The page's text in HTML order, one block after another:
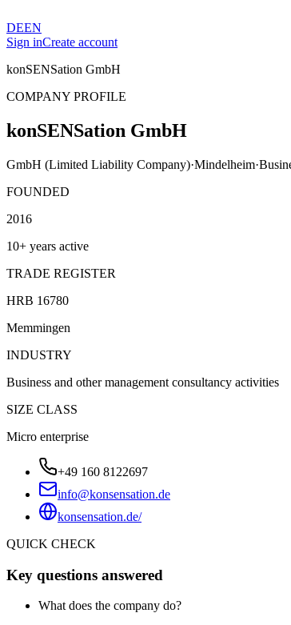
DEEN
Sign inCreate account
konSENSation GmbH
COMPANY PROFILE
konSENSation GmbH
GmbH (Limited Liability Company)·Mindelheim·
FOUNDED
2016
10+ years active
TRADE REGISTER
HRB 16780
Memmingen
INDUSTRY
Business and other management consultancy activities
SIZE CLASS
Micro enterprise
+49 160 8122697
info@konsensation.de
konsensation.de/
QUICK CHECK
Key questions answered
What does the company do?